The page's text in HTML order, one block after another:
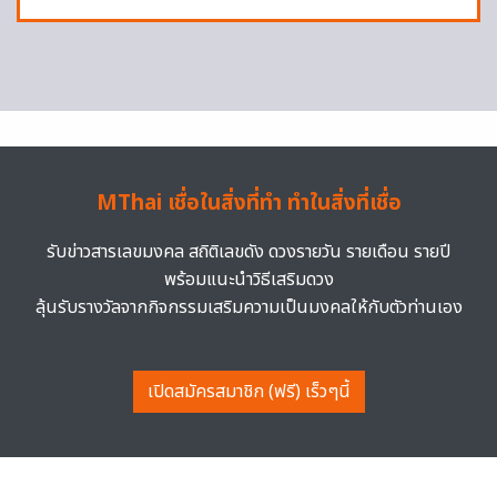
MThai เชื่อในสิ่งที่ทำ ทำในสิ่งที่เชื่อ
รับข่าวสารเลขมงคล สถิติเลขดัง ดวงรายวัน รายเดือน รายปี
พร้อมแนะนำวิธีเสริมดวง
ลุ้นรับรางวัลจากกิจกรรมเสริมความเป็นมงคลให้กับตัวท่านเอง
เปิดสมัครสมาชิก (ฟรี) เร็วๆนี้